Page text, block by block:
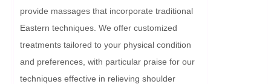
provide massages that incorporate traditional
Eastern techniques. We offer customized
treatments tailored to your physical condition
and preferences, with particular praise for our
techniques effective in relieving shoulder